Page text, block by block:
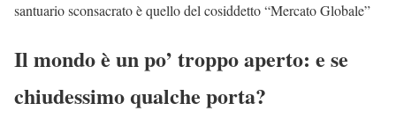
santuario sconsacrato è quello del cosiddetto “Mercato Globale”
Il mondo è un po’ troppo aperto: e se
chiudessimo qualche porta?